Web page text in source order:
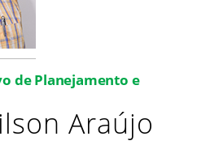
de Planejamento e
Araújo